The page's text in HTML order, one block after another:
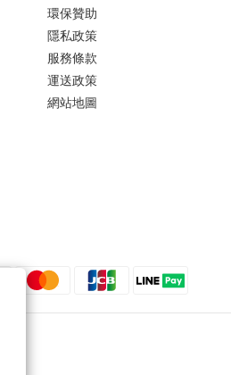
環保贊助
隱私政策
服務條款
運送政策
網站地圖